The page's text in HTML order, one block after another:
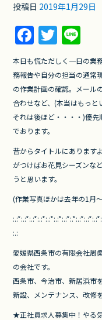
投稿日 2019年1月29日
F
a
c
e
b
o
o
k
T
w
itt
er
n
e
本日も慌ただしく一日の業
務報告や自分の担当の通常
の作業計画の確認。メール
合わせなど、(本当はもっと
それは後ほど・・・・)優
でおります。
昔からタイトルにあります
がつけばお花見シーズンな
うと思います。
(作業写真ほかは去年の1月
:.:
愛媛県西条市の有限会社周
の会社です。
西条市、今治市、新居浜市
新設、メンテナンス、改修
★正社員求人募集中！やる